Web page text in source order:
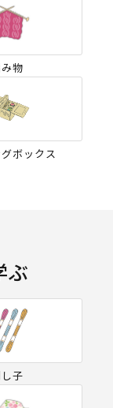
物
ボックス
ぶ
子